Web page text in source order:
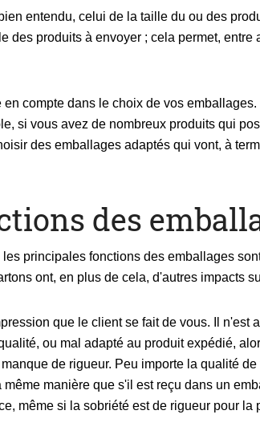
entendu, celui de la taille du ou des
produits à envoyer ; cela permet, entre
compte dans le choix de vos
si vous avez de nombreux produits qui
des emballages adaptés qui vont, à
des
principales fonctions des emballages
ont, en plus de cela, d'autres impacts
que le client se fait de vous. Il n'est
ou mal adapté au produit expédié,
de rigueur. Peu importe la qualité
manière que s'il est reçu dans un
même si la sobriété est de rigueur pour la